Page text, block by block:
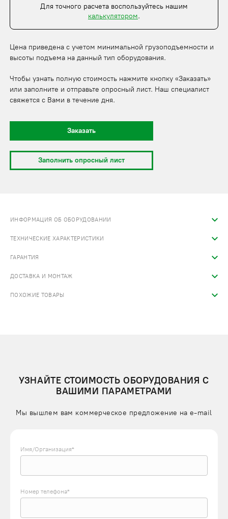
Для точного расчета воспользуйтесь нашим
калькулятором.
Цена приведена с учетом минимальной грузоподъемности и
высоты подъема на данный тип оборудования.
Чтобы узнать полную стоимость нажмите кнопку «Заказать»
или заполните и отправьте опросный лист. Наш специалист
свяжется с Вами в течение дня.
Заказать
Заполнить опросный лист
ИНФОРМАЦИЯ ОБ ОБОРУДОВАНИИ
ТЕХНИЧЕСКИЕ ХАРАКТЕРИСТИКИ
ГАРАНТИЯ
ДОСТАВКА И МОНТАЖ
ПОХОЖИЕ ТОВАРЫ
УЗНАЙТЕ СТОИМОСТЬ ОБОРУДОВАНИЯ С
ВАШИМИ ПАРАМЕТРАМИ
Мы вышлем вам коммерческое предложение на e-mail
Имя/Организация*
Номер телефона*